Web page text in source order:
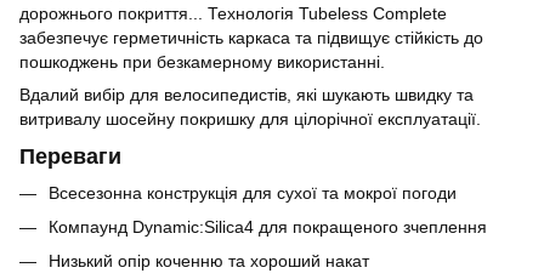
дорожнього покриття... Технологія Tubeless Complete
забезпечує герметичність каркаса та підвищує стійкість до
пошкоджень при безкамерному використанні.
Вдалий вибір для велосипедистів, які шукають швидку та
витривалу шосейну покришку для цілорічної експлуатації.
Переваги
Всесезонна конструкція для сухої та мокрої погоди
Компаунд Dynamic:Silica4 для покращеного зчеплення
Низький опір коченню та хороший накат